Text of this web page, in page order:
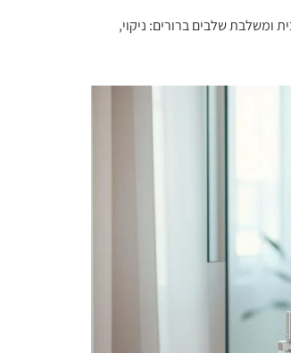
ומשלבת שלבים ברורים: ניקוי,